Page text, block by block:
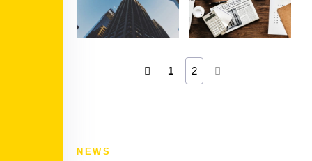
1 2
NEWS